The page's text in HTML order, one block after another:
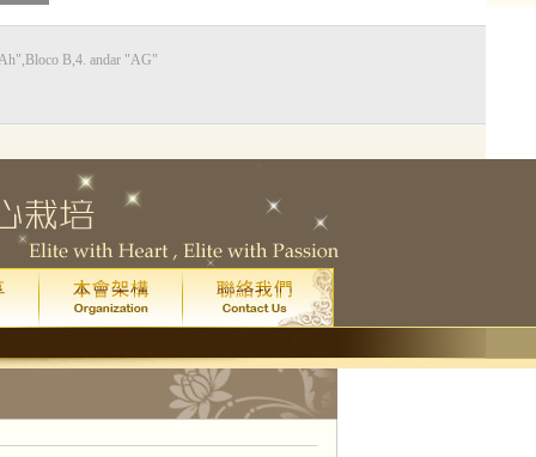
星期五 ) 晚上八點
售罄。
B,4. andar "AG"